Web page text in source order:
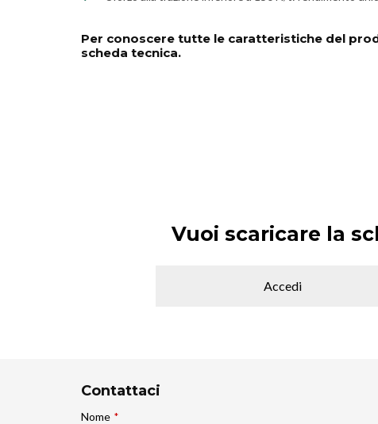
Per conoscere tutte le caratteristiche del
scheda tecnica.
Vuoi scaricare la
Accedi
Contattaci
Nome *